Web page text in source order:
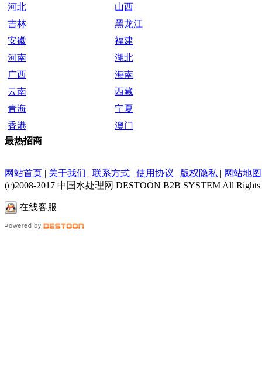
河北
山西
吉林
黑龙江
安徽
福建
河南
湖北
广西
海南
云南
西藏
青海
宁夏
香港
澳门
最热招商
网站首页 | 关于我们 | 联系方式 | 使用协议 | 版权隐私 | 网站地图
(c)2008-2017 中国水处理网 DESTOON B2B SYSTEM All Rights
在线客服